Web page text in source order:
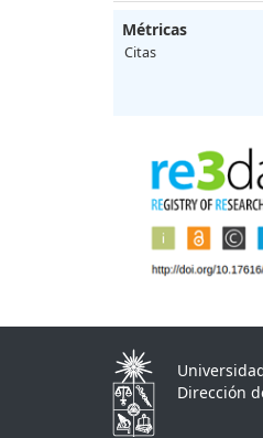
Métricas
Citas
Dirección